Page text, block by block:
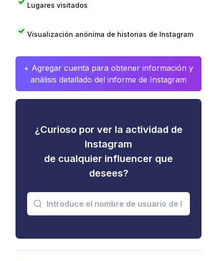
Lugares visitados
Visualización anónima de historias de Instagram
+ Agregar cuenta para obtener información y
análisis detallado del informe de Instagram
¿Curioso por ver la actividad de
Instagram
de cualquier influencer que
desees?